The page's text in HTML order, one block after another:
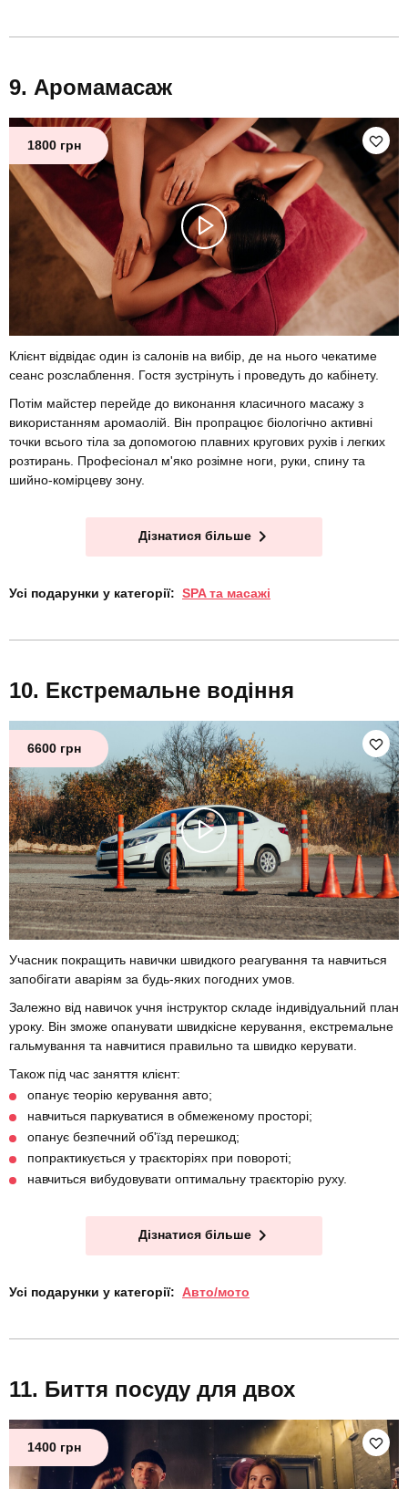
Аромамасаж
1800 грн
Клієнт відвідає один із салонів на вибір, де на нього чекатиме
сеанс розслаблення. Гостя зустрінуть і проведуть до кабінету.
Потім майстер перейде до виконання класичного масажу з
використанням аромаолій. Він пропрацює біологічно активні
точки всього тіла за допомогою плавних кругових рухів і легких
розтирань. Професіонал м'яко розімне ноги, руки, спину та
шийно-комірцеву зону.
Дізнатися більше
Усі подарунки у категорії: SPA та масажі
Екстремальне водіння
6600 грн
Учасник покращить навички швидкого реагування та навчиться
запобігати аваріям за будь-яких погодних умов.
Залежно від навичок учня інструктор складе індивідуальний план
уроку. Він зможе опанувати швидкісне керування, екстремальне
гальмування та навчитися правильно та швидко керувати.
Також під час заняття клієнт:
опанує теорію керування авто;
навчиться паркуватися в обмеженому просторі;
опанує безпечний об'їзд перешкод;
попрактикується у траєкторіях при повороті;
навчиться вибудовувати оптимальну траєкторію руху.
Дізнатися більше
Усі подарунки у категорії: Авто/мото
Биття посуду для двох
1400 грн